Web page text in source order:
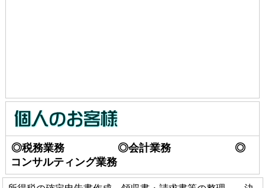
◎税務業務 ◎会計業務 ◎
コンサルティング業務